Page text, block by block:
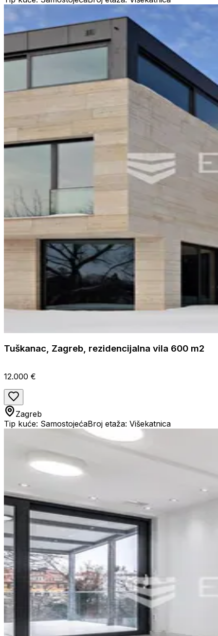
Tuškanac, Zagreb, rezidencijalna vila 600 m2
12.000 €
Zagreb
Tip kuće: SamostojećaBroj etaža: Višekatnica